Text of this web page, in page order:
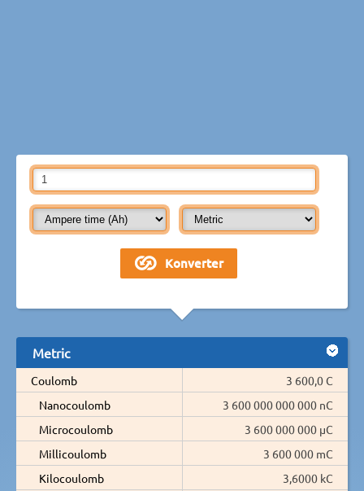
Metric
Coulomb
3 600,0 C
Nanocoulomb
3 600 000 000 000 nC
Microcoulomb
3 600 000 000 µC
Millicoulomb
3 600 000 mC
Kilocoulomb
3,6000 kC